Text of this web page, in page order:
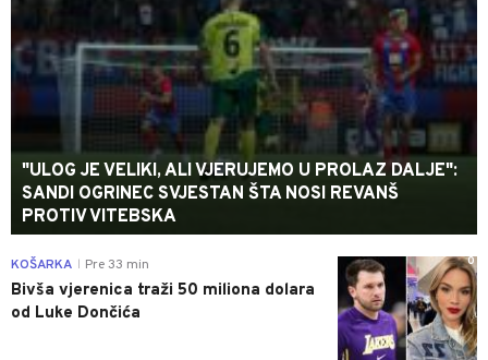
"ULOG JE VELIKI, ALI VJERUJEMO U PROLAZ DALJE":
SANDI OGRINEC SVJESTAN ŠTA NOSI REVANŠ
PROTIV VITEBSKA
0
KOŠARKA Pre 33 min
Bivša vjerenica traži 50 miliona dolara
od Luke Dončića